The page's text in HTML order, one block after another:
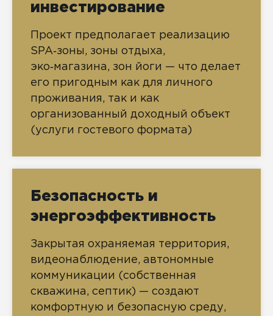
инвестирование
Проект предполагает реализацию
SPA‑зоны, зоны отдыха,
эко‑магазина, зон йоги — что делает
его пригодным как для личного
проживания, так и как
организованный доходный объект
(услуги гостевого формата)
Безопасность и
энергоэффективность
Закрытая охраняемая территория,
видеонаблюдение, автономные
коммуникации (собственная
скважина, септик) — создают
комфортную и безопасную среду,